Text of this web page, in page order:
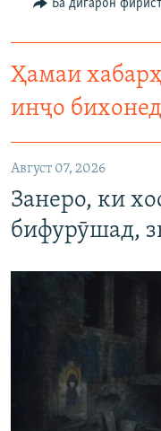
Ба дигарон
Ҳамаи
инҷо бихонед
Август 07, 2026
Занеро, ки
бифурӯшад,